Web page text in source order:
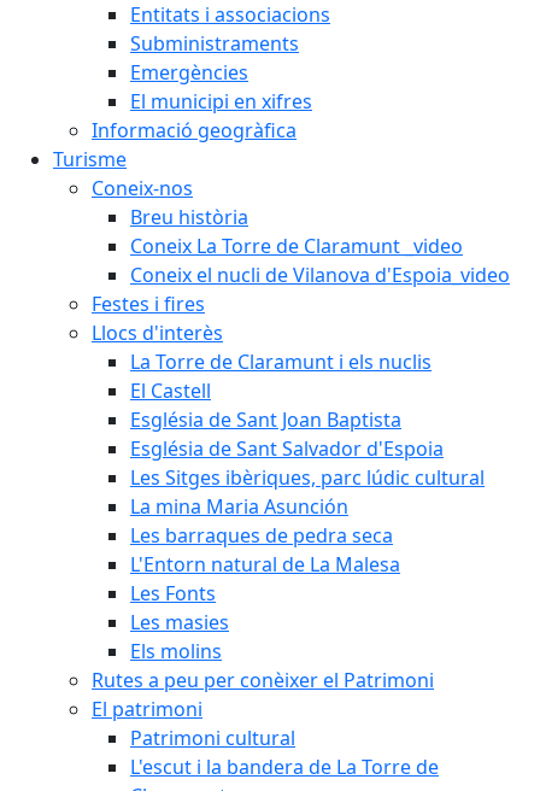
Entitats i associacions
Subministraments
Emergències
El municipi en xifres
Informació geogràfica
Turisme
Coneix-nos
Breu història
Coneix La Torre de Claramunt _video
Coneix el nucli de Vilanova d'Espoia_video
Festes i fires
Llocs d'interès
La Torre de Claramunt i els nuclis
El Castell
Església de Sant Joan Baptista
Església de Sant Salvador d'Espoia
Les Sitges ibèriques, parc lúdic cultural
La mina Maria Asunción
Les barraques de pedra seca
L'Entorn natural de La Malesa
Les Fonts
Les masies
Els molins
Rutes a peu per conèixer el Patrimoni
El patrimoni
Patrimoni cultural
L'escut i la bandera de La Torre de